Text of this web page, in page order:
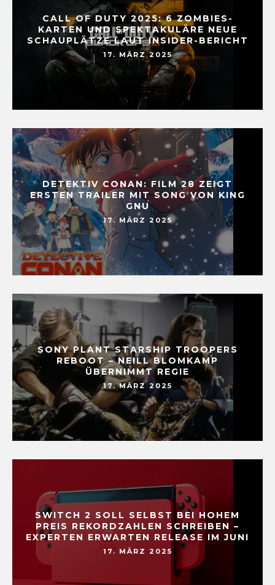
CALL OF DUTY 2025: 6 ZOMBIES-
KARTEN UND SPEKTAKULÄRE NEUE
SCHAUPLÄTZE LAUT INSIDER-BERICHT
17. MÄRZ 2025
DETEKTIV CONAN: FILM 28 ZEIGT
ERSTEN TRAILER MIT SONG VON KING
GNU
17. MÄRZ 2025
SONY PLANT STARSHIP TROOPERS
REBOOT – NEILL BLOMKAMP
ÜBERNIMMT REGIE
17. MÄRZ 2025
SWITCH 2 SOLL SELBST BEI HOHEM
PREIS REKORDZAHLEN SCHREIBEN –
EXPERTEN ERWARTEN RELEASE IM JUNI
17. MÄRZ 2025